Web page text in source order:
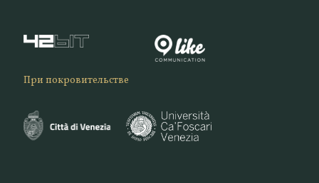
При покровительстве